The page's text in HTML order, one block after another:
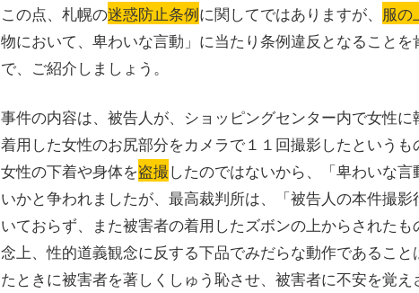
この点、札幌の迷惑防止条例に関してではありますが、 服の
物において、卑わいな言動」に当たり条例違反となること
で、ご紹介しましょう。
事件の内容は、被告人が、ショッピングセンター内で女性
着用した女性のお尻部分をカメラで１１回撮影したというも
女性の下着や身体を盗撮したのではないから、「卑わいな
いかと争われましたが、最高裁判所は、「被告人の本件撮
いておらず、また被害者の着用したズボンの上からされた
念上、性的道義観念に反する下品でみだらな動作であるこ
たときに被害者を著しくしゅう恥させ、被害者に不安を覚